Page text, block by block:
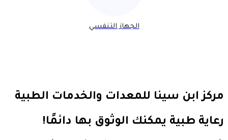
الجهاز التنفسي
مركز ابن سينا ​​للمعدات والخدمات الطبية
رعاية طبية يمكنك الوثوق بها دائمًا!